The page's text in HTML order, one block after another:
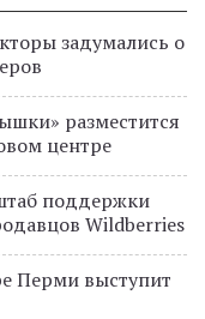
задумались о
разместится
центре
поддержки
Wildberries
Перми выступит